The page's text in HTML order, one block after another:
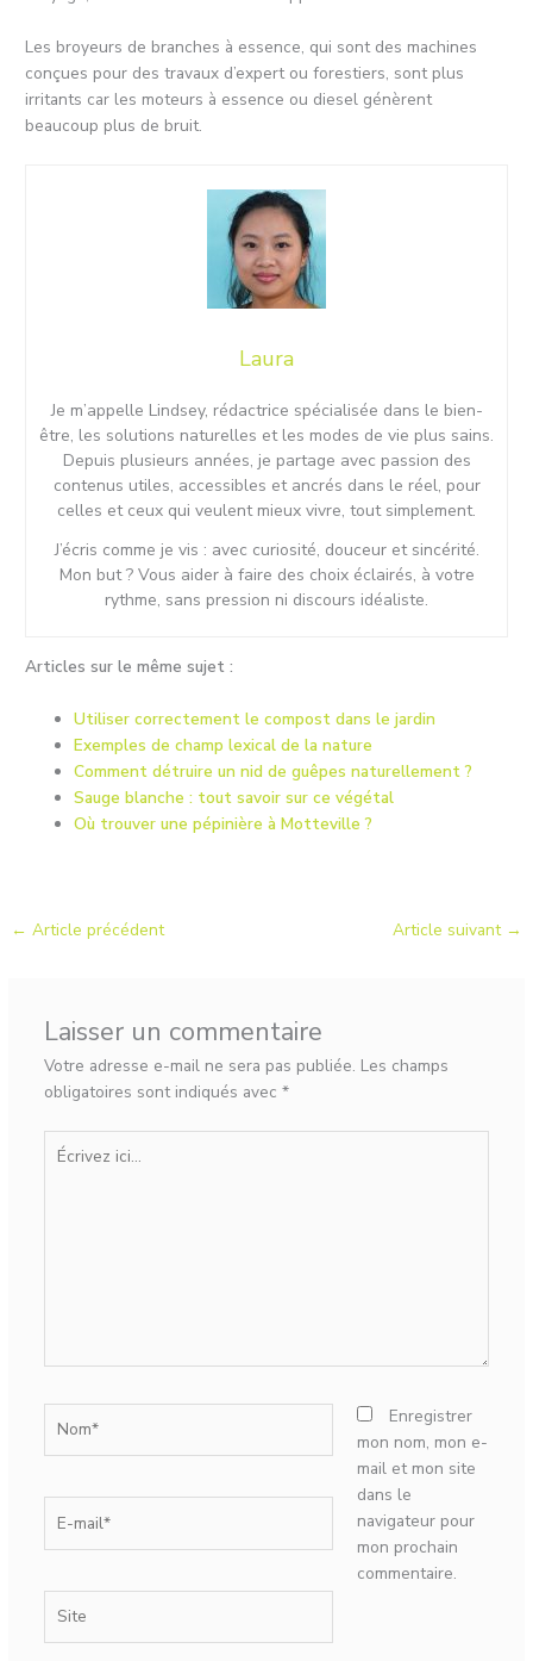
Les broyeurs de branches à essence, qui sont des machines
conçues pour des travaux d’expert ou forestiers, sont plus
irritants car les moteurs à essence ou diesel génèrent
beaucoup plus de bruit.
Laura
Je m’appelle Lindsey, rédactrice spécialisée dans le bien-
être, les solutions naturelles et les modes de vie plus sains.
Depuis plusieurs années, je partage avec passion des
contenus utiles, accessibles et ancrés dans le réel, pour
celles et ceux qui veulent mieux vivre, tout simplement.
J’écris comme je vis : avec curiosité, douceur et sincérité.
Mon but ? Vous aider à faire des choix éclairés, à votre
rythme, sans pression ni discours idéaliste.
Articles sur le même sujet :
Utiliser correctement le compost dans le jardin
Exemples de champ lexical de la nature
Comment détruire un nid de guêpes naturellement ?
Sauge blanche : tout savoir sur ce végétal
Où trouver une pépinière à Motteville ?
← Article précédent Article suivant →
Laisser un commentaire
Votre adresse e-mail ne sera pas publiée. Les champs
obligatoires sont indiqués avec *
Écrivez
ici…
mail*
Enregistrer
mon nom, mon e-
mail et mon site
dans le
navigateur pour
mon prochain
commentaire.